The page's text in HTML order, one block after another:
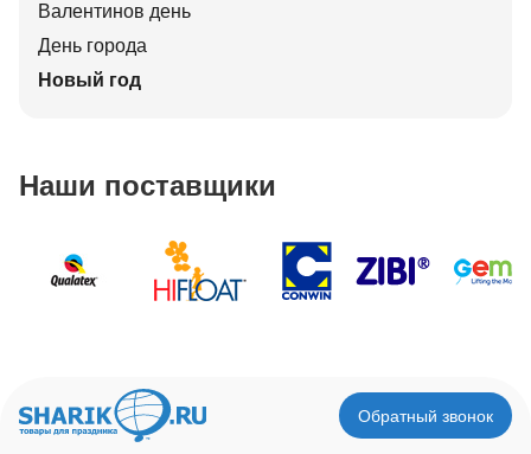
Валентинов день
День города
Новый год
Наши поставщики
Обратный звонок